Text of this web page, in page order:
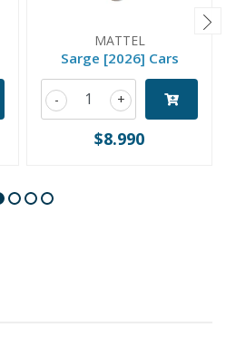
MATTEL
Sarge [2026] Cars
+
-
$8.990